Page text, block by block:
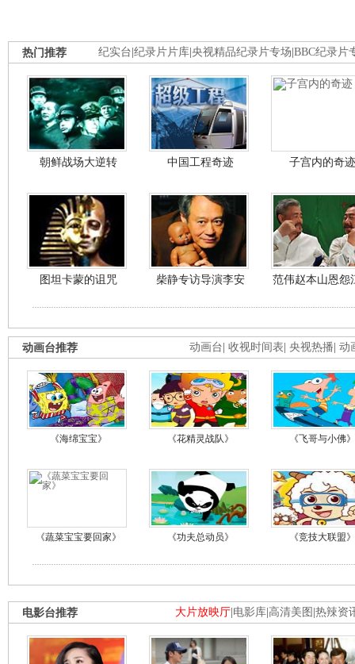
纪实台 纪录片片库 央视精品纪录片专场 BBC纪录片
热门推荐
朝鲜战场大逆转 中国工程奇迹 子宫内的奇迹
图坦卡蒙的诅咒 柴静专访导演李安 范伟赵本山恩怨
动画台 收视时间表 央视热播 动
动画台推荐
《海绵宝宝》 《花精灵战队》 《飞哥与小佛》
《蔬菜宝宝要回家》 《功夫总动员》 《竞技大联盟》
大片放映厅 电影库 高清美图 热辣资
电影台推荐